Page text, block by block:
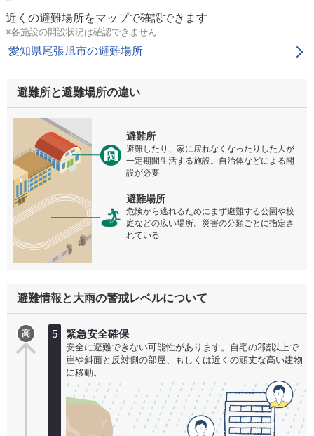
近くの避難場所をマップで確認できます
※各施設の開設状況は確認できません
愛知県尾張旭市の避難場所
避難所と避難場所の違い
避難所
避難したり、家に戻れなくなったりした人が
一定期間生活する施設。自治体などによる開
設が必要
避難場所
危険から逃れるためにまず避難する公園や校
庭などの広い場所。災害の分類ごとに指定さ
れている
避難情報と大雨の警戒レベルについて
高 5 緊急安全確保
安全に避難できない可能性があります。自宅の2階以上で
崖や斜面と反対側の部屋、もしくは近くの頑丈な高い建物
に移動。